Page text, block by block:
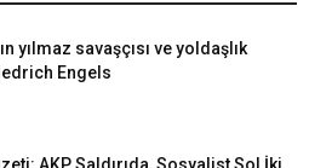
yılmaz savaşçısı ve yoldaşlık
Engels